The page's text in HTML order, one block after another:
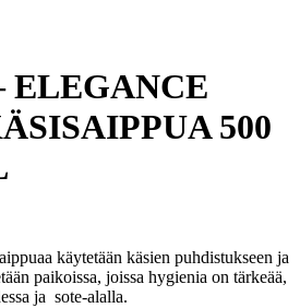
ELEGANCE
500
käytetään käsien puhdistukseen ja
paikoissa, joissa hygienia on tärkeää,
ja sote-alalla.